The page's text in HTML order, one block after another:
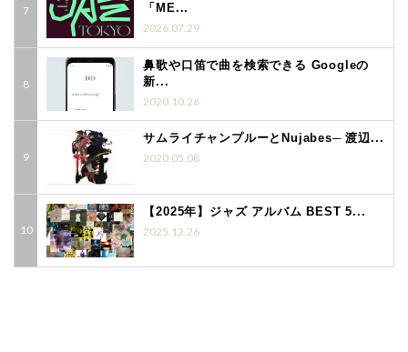
「ME...
2026.07.29
鼻歌や口笛で曲を検索できる Googleの
新...
2020.10.26
サムライチャンプルーとNujabes─ 渡辺...
2020.05.08
【2025年】ジャズ アルバム BEST 5...
2025.12.26